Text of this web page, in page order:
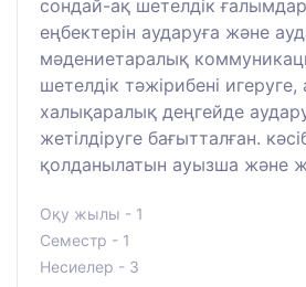
сондай-ақ шетелдік
еңбектерін аударуға және
мәдениетаралық
шетелдік тәжірибені
халықаралық деңгейде
жетілдіруге бағытталған.
қолданылатын ауызша және
Оқу жылы - 1
Семестр - 1
Несиелер - 3